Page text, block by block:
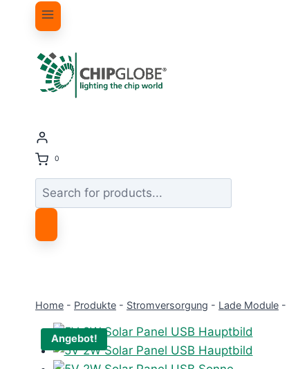
0
Products
search
Home - Produkte - Stromversorgung - Lade Module -
Angebot!